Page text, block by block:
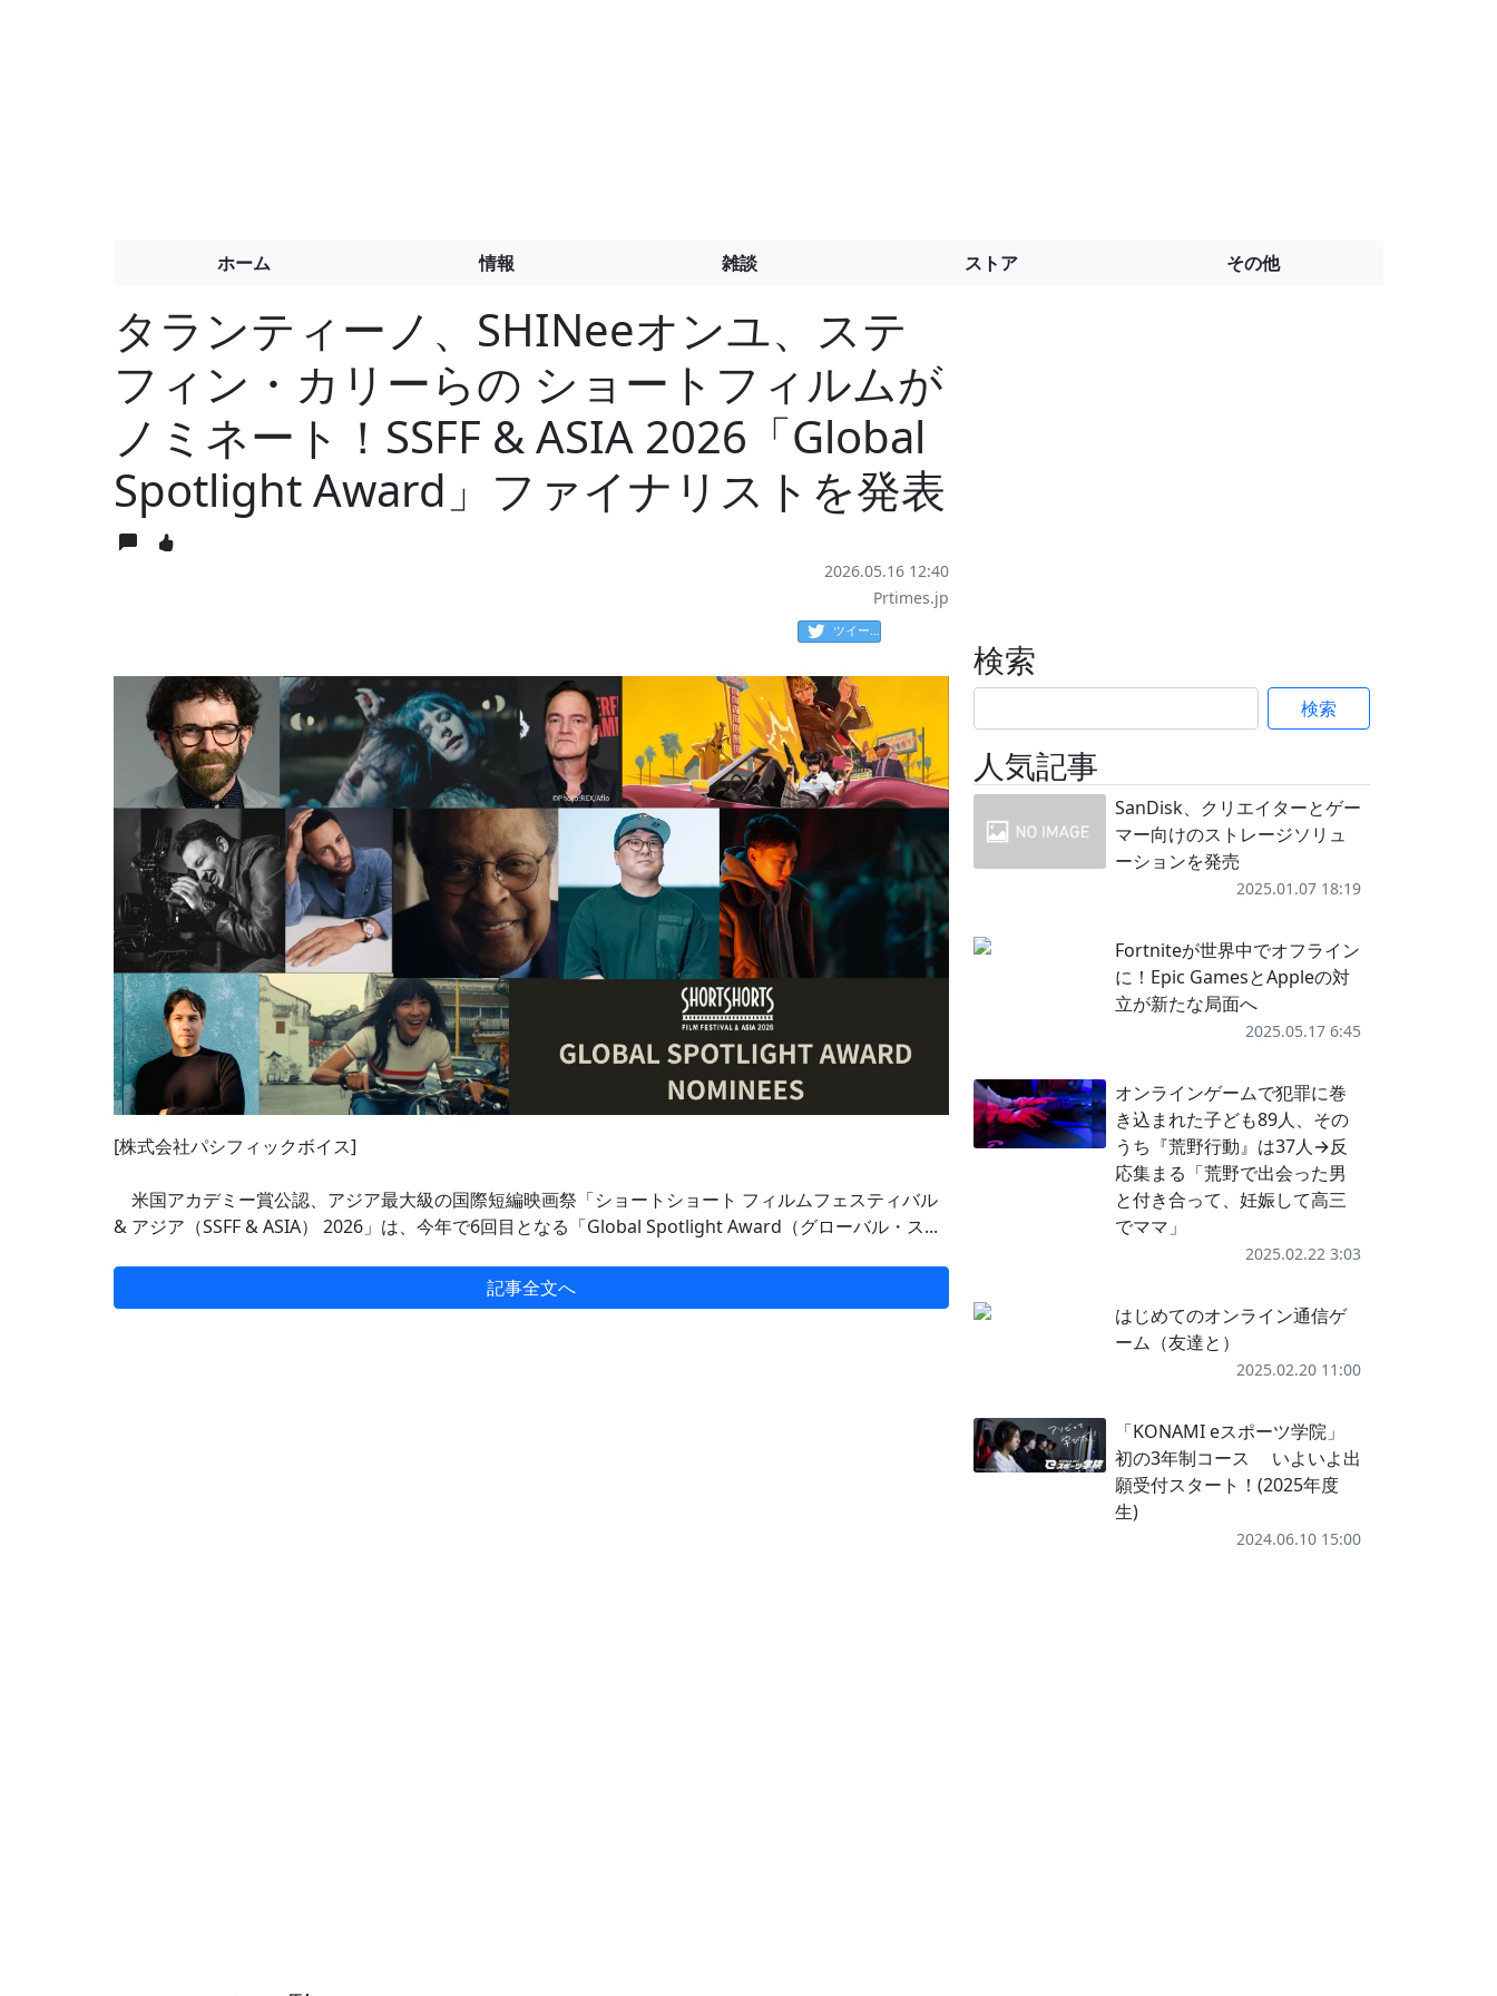
ホーム 情報 雑談 ストア その他
タランティーノ、SHINeeオンユ、ステ
フィン・カリーらの ショートフィルムが
ノミネート！SSFF & ASIA 2026「Global
Spotlight Award」ファイナリストを発表
2026.05.16 12:40
Prtimes.jp
ツイート
[株式会社パシフィックボイス]
米国アカデミー賞公認、アジア最大級の国際短編映画祭「ショートショート フィルムフェスティバル
& アジア（SSFF & ASIA） 2026」は、今年で6回目となる「Global Spotlight Award（グローバル・ス...
記事全文へ
検索
検索
人気記事
SanDisk、クリエイターとゲー
マー向けのストレージソリュ
ーションを発売
2025.01.07 18:19
Fortniteが世界中でオフライン
に！Epic GamesとAppleの対
立が新たな局面へ
2025.05.17 6:45
オンラインゲームで犯罪に巻
き込まれた子ども89人、その
うち『荒野行動』は37人→反
応集まる「荒野で出会った男
と付き合って、妊娠して高三
でママ」
2025.02.22 3:03
はじめてのオンライン通信ゲ
ーム（友達と）
2025.02.20 11:00
「KONAMI eスポーツ学院」
初の3年制コース いよいよ出
願受付スタート！(2025年度
生)
2024.06.10 15:00